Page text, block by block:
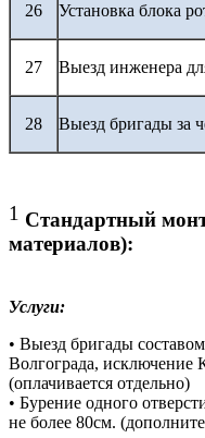
26 Установка блока
27 Выезд инженера
28 Выезд бригады за
1 Стандартный
материалов):
Услуги:
• Выезд бригады
Волгограда, исключение
(оплачивается отдельно)
• Бурение одного
не более 80см.